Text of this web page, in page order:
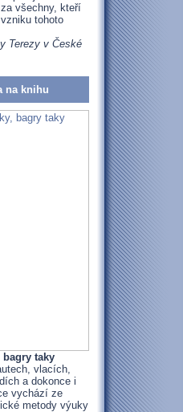
všechny, kteří
tohoto
Terezy v České
na knihu
bagry taky
vlacích,
a dokonce i
vychází ze
metody výuky